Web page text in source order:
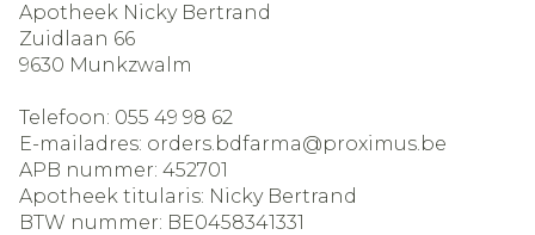
Apotheek Nicky Bertrand
Zuidlaan 66
9630 Munkzwalm
Telefoon: 055 49 98 62
E-mailadres: orders.bdfarma@proximus.be
APB nummer: 452701
Apotheek titularis: Nicky Bertrand
BTW nummer: BE0458341331